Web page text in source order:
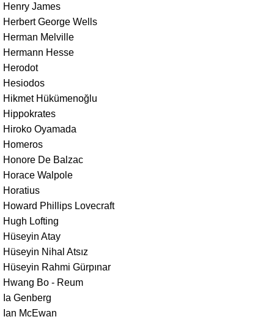
Henry James
Herbert George Wells
Herman Melville
Hermann Hesse
Herodot
Hesiodos
Hikmet Hükümenoğlu
Hippokrates
Hiroko Oyamada
Homeros
Honore De Balzac
Horace Walpole
Horatius
Howard Phillips Lovecraft
Hugh Lofting
Hüseyin Atay
Hüseyin Nihal Atsız
Hüseyin Rahmi Gürpınar
Hwang Bo - Reum
Ia Genberg
Ian McEwan